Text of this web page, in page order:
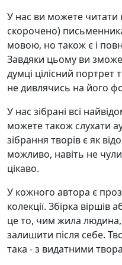
У нас ви можете читати
скорочено)
мовою, но також є і
Завдяки цьому ви
думці цілісний портрет
не дивлячись на його
У нас зібрані всі
можете також слухати
зібрання творів є як
можливо, навіть не
цікаво.
У кожного автора є
колекції. Збірка віршів
це то, чим жила людина,
залишити після себе.
така - з видатними